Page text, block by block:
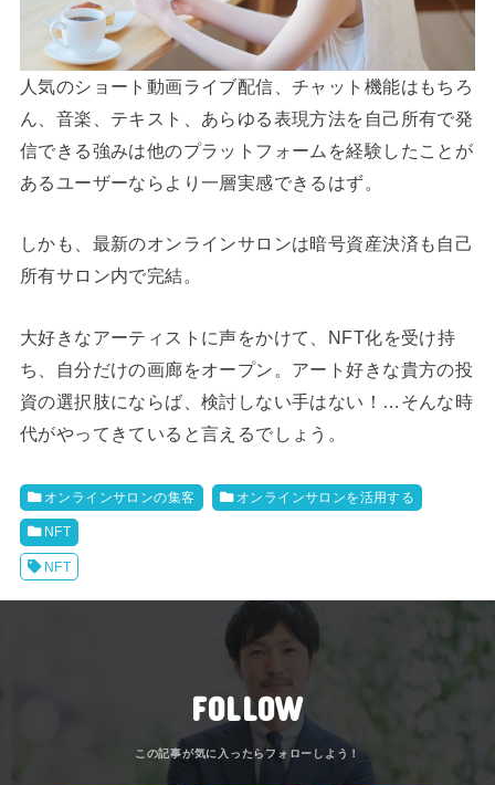
人気のショート動画ライブ配信、チャット機能はもちろ
ん、音楽、テキスト、あらゆる表現方法を自己所有で発
信できる強みは他のプラットフォームを経験したことが
あるユーザーならより一層実感できるはず。
しかも、最新のオンラインサロンは暗号資産決済も自己
所有サロン内で完結。
大好きなアーティストに声をかけて、NFT化を受け持
ち、自分だけの画廊をオープン。アート好きな貴方の投
資の選択肢にならば、検討しない手はない！…そんな時
代がやってきていると言えるでしょう。
オンラインサロンの集客 オンラインサロンを活用する
NFT
NFT
FOLLOW